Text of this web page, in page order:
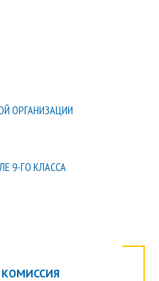
ОРГАНИЗАЦИИ
9-ГО КЛАССА